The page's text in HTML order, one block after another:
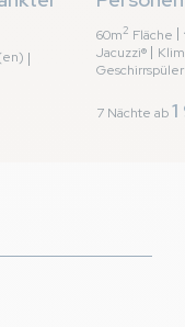
60m2 Fläche
Jacuzzi®
Geschirrspüler
7 Nächte ab